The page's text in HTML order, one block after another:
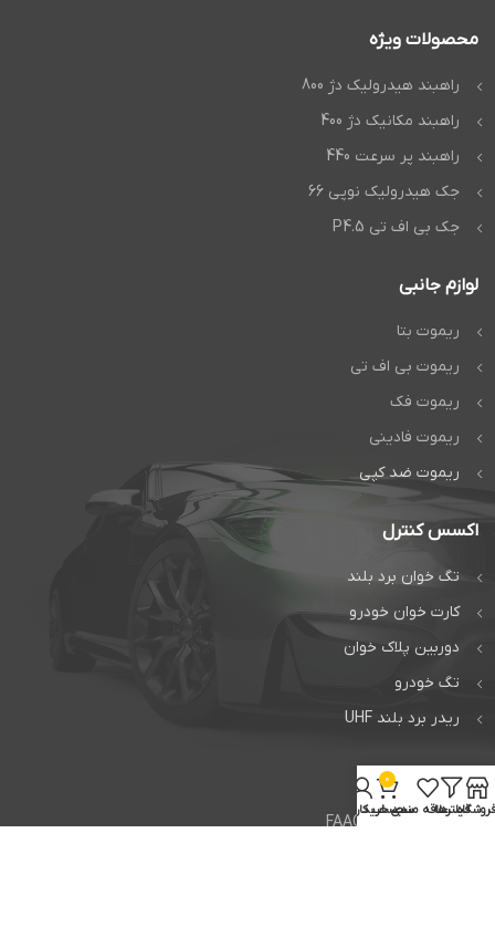
محصولات ویژه
راهبند هیدرولیک دژ 800
راهبند مکانیک دژ 400
راهبند پر سرعت 440
جک هیدرولیک نوپی 66
جک بی اف تی P4.5
لوازم جانبی
ریموت بتا
ریموت بی اف تی
ریموت فک
ریموت فادینی
ریموت ضد کپی
اکسس کنترل
تگ خوان برد بلند
کارت خوان خودرو
دوربین پلاک خوان
تگ خودرو
ریدر برد بلند UHF
خدمات
تعمیر جک فک FAAC
فروشگاهفیلترهاعلاقه مندی
0
سبد خرید
حساب کاربری من